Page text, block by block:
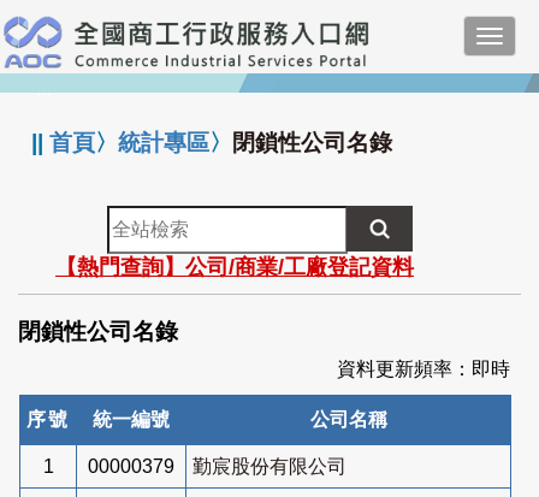
跳
到
主
要
:::
||首頁〉統計專區〉 閉鎖性公司名錄
全
站
檢
索
【熱門查詢】公司/商業/工廠登記資料
閉鎖性公司名錄
資料更新頻率：即時
序號 統一編號 公司名稱
1 00000379 勤宸股份有限公司